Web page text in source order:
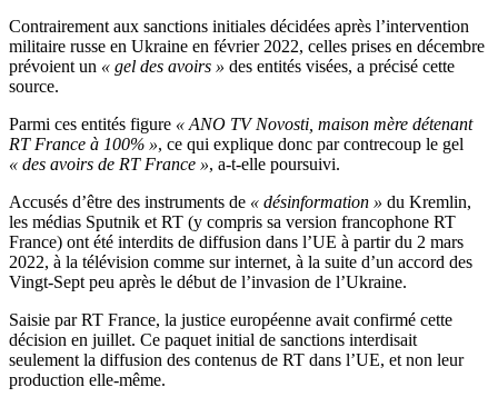
Contrairement aux sanctions initiales décidées après l’intervention
militaire russe en Ukraine en février 2022, celles prises en décembre
prévoient un « gel des avoirs » des entités visées, a précisé cette
source.
Parmi ces entités figure « ANO TV Novosti, maison mère détenant
RT France à 100% », ce qui explique donc par contrecoup le gel
« des avoirs de RT France », a-t-elle poursuivi.
Accusés d’être des instruments de « désinformation » du Kremlin,
les médias Sputnik et RT (y compris sa version francophone RT
France) ont été interdits de diffusion dans l’UE à partir du 2 mars
2022, à la télévision comme sur internet, à la suite d’un accord des
Vingt-Sept peu après le début de l’invasion de l’Ukraine.
Saisie par RT France, la justice européenne avait confirmé cette
décision en juillet. Ce paquet initial de sanctions interdisait
seulement la diffusion des contenus de RT dans l’UE, et non leur
production elle-même.